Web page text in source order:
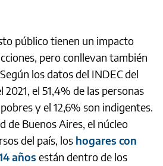
público tienen un impacto
pero conllevan también
los datos del INDEC del
el 51,4% de las personas
y el 12,6% son indigentes.
de Buenos Aires, el núcleo
del país, los hogares con
años están dentro de los